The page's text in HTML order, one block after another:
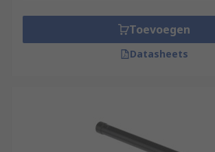
Toevoegen
Datasheets